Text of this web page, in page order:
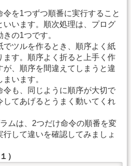
令を1つずつ順番に実行すること
いいます。順次処理は、プログ
の1つです。
でツルを作るとき、順序よく紙
ます。順序よく折ると上手く作
が、順序を間違えてしまうと違
います。
令も、同じように順序が大切で
してあげるとうまく動いてくれ
ムは、2つだけ命令の順番を変
行して違いを確認してみましょ
）